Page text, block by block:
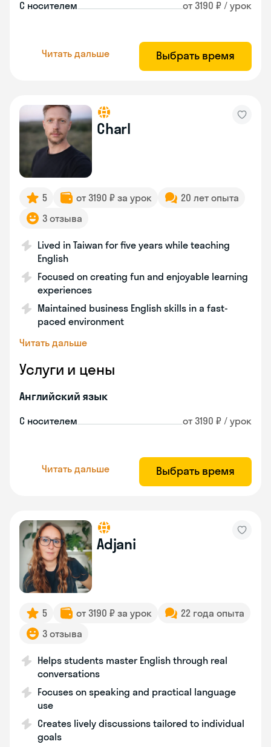
С носителем от 3190 ₽ / урок
Читать дальше Выбрать время
Charl
5 от 3190 ₽ за урок
20 лет опыта
3 отзыва
Lived in Taiwan for five years while teaching
English
Focused on creating fun and enjoyable learning
experiences
Maintained business English skills in a fast-
paced environment
Читать дальше
Услуги и цены
Английский язык
С носителем от 3190 ₽ / урок
Читать дальше Выбрать время
Adjani
5 от 3190 ₽ за урок
22 года опыта
3 отзыва
Helps students master English through real
conversations
Focuses on speaking and practical language
use
Creates lively discussions tailored to individual
goals